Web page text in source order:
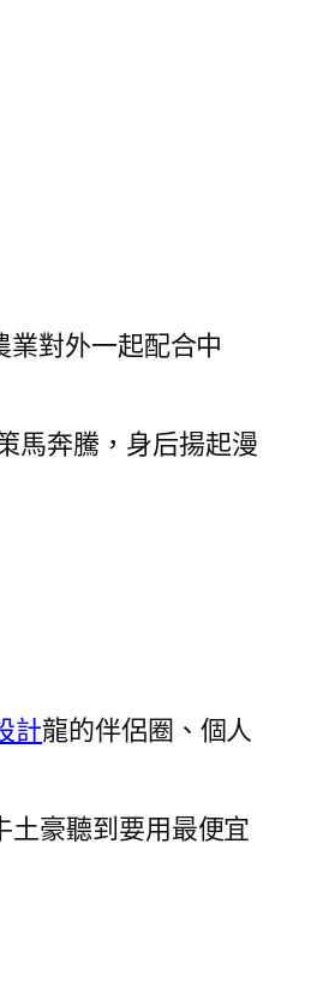
對外一起配合中
馬奔騰，身后揚起漫
計龍的伴侶圈、個人
土豪聽到要用最便宜